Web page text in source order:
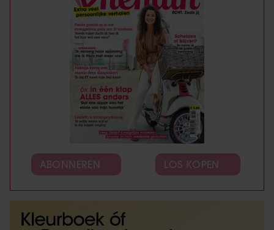
ABONNEREN LOS KOPEN